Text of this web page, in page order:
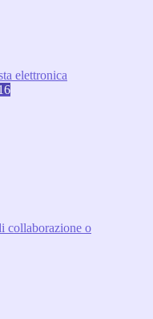
elettronica
collaborazione o